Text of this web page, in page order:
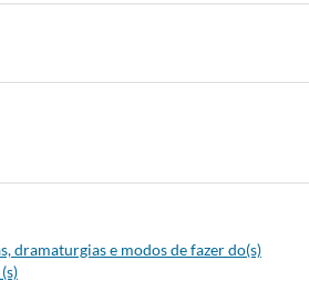
dramaturgias e modos de fazer do(s)